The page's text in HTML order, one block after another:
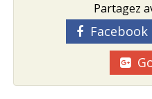
Partagez
Facebook